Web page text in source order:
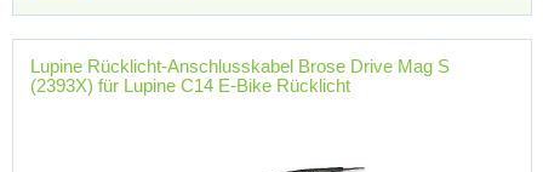
Lupine Rücklicht-Anschlusskabel Brose Drive Mag S
(2393X) für Lupine C14 E-Bike Rücklicht